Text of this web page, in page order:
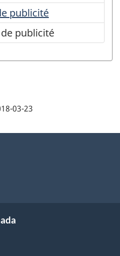
publicité
publicité
03-23